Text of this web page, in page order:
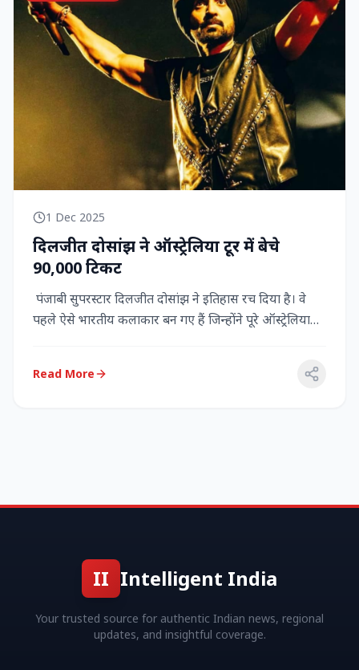
1 Dec 2025
दिलजीत दोसांझ ने ऑस्ट्रेलिया टूर में बेचे
90,000 टिकट
पंजाबी सुपरस्टार दिलजीत दोसांझ ने इतिहास रच दिया है। वे
पहले ऐसे भारतीय कलाकार बन गए हैं जिन्होंने पूरे ऑस्ट्रेलिया
Read More
II Intelligent India
Your trusted source for authentic Indian news, regional
updates, and insightful coverage.